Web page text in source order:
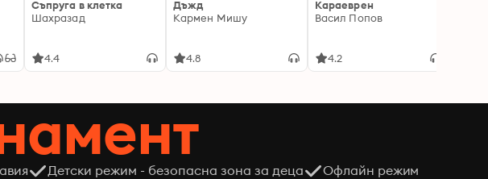
Съпруга в клетка
Шахразад
4.4
Дъжд
Кармен Мишу
4.8
Караеврен
Васил Попов
4.2
Детски режим - безопасна зона за деца Офлайн режим